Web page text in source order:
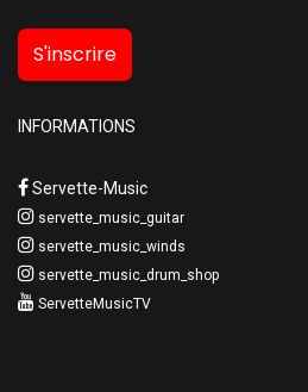
S'inscrire
INFORMATIONS
Servette-Music
servette_music_guitar
servette_music_winds
servette_music_drum_shop
ServetteMusicTV